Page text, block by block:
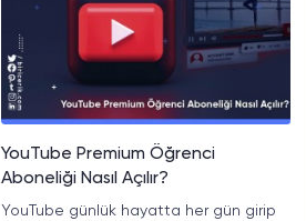
YouTube Premium Öğrenci
Aboneliği Nasıl Açılır?
YouTube günlük hayatta her gün girip